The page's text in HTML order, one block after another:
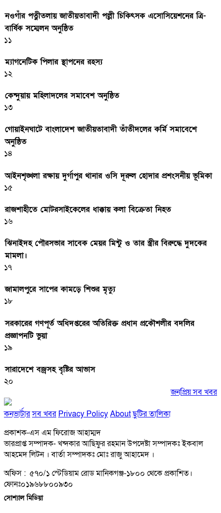
নওগাঁর পত্নীতলায় জাতীয়তাবাদী পল্লী চিকিৎসক এসোসিয়েশনের ত্রি-
বার্ষিক সম্মেলন অনুষ্ঠিত
১১
ম্যাগনেটিক পিলার স্থাপনের রহস্য
১২
কেন্দুয়ায় মহিলাদলের সমাবেশ অনুষ্ঠিত
১৩
গোয়াইনঘাটে বাংলাদেশ জাতীয়তাবাদী তাঁতীদলের কর্মি সমাবেশে
অনুষ্ঠিত
১৪
আইনশৃঙ্খলা রক্ষায় দুর্গাপুর থানার ওসি দূরুল হোদার প্রশংসনীয় ভূমিকা
১৫
রাজশাহীতে মোটরসাইকেলের ধাক্কায় কলা বিক্রেতা নিহত
১৬
ঝিনাইদহ পৌরসভার সাবেক মেয়র মিন্টু ও তার স্ত্রীর বিরুদ্ধে দুদকের
মামলা।
১৭
জামালপুরে সাপের কামড়ে শিশুর মৃত্যু
১৮
সরকারের গণপূর্ত অধিদপ্তরের অতিরিক্ত প্রধান প্রকৌশলীর বদলির
প্রজ্ঞাপনটি ভুয়া
১৯
সারাদেশে বজ্রসহ বৃষ্টির আভাস
২০
জনপ্রিয় সব খবর
কনভার্টারসব খবর Privacy PolicyAboutছুটির তালিকা
প্রকাশক-এস এম ফিরোজ আহাম্মদ
ভারপ্রাপ্ত সম্পাদক- খন্দকার আছিফুর রহমান উপদেষ্টা সম্পাদকঃ ইকবাল
আহমেদ লিটন । বার্তা সম্পাদকঃ মোঃ রাজু আহামেদ ।
অফিস : ৫৭০/১ স্টেডিয়াম রোড মানিকগঞ্জ-১৮০০ থেকে প্রকাশিত।
ফোনঃ০১৯৬৮৮০০৯৩০
সোশ্যাল মিডিয়া